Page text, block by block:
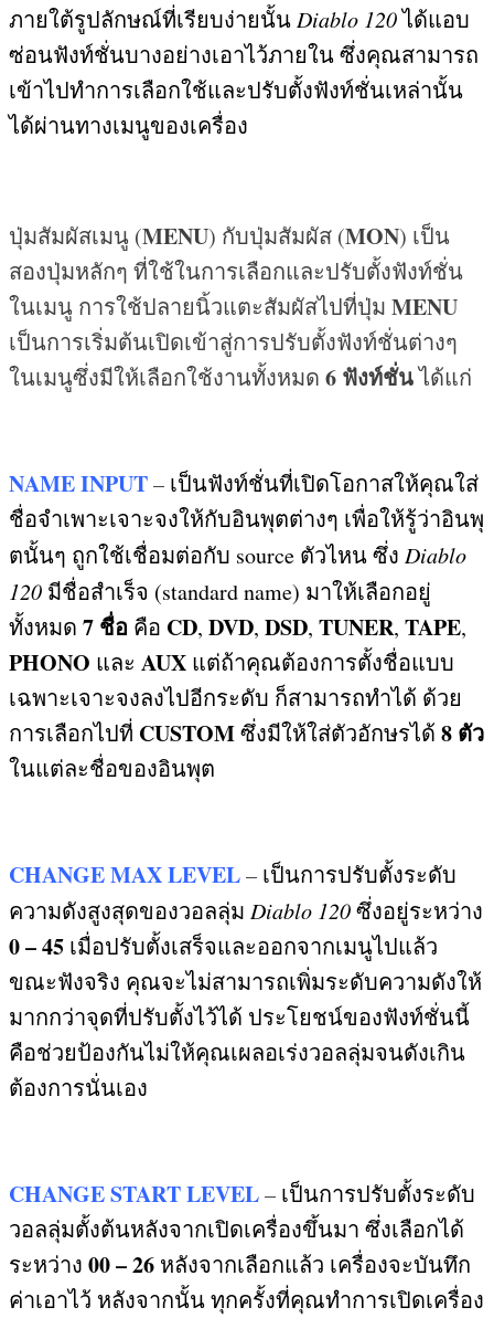
ภายใต้รูปลักษณ์ที่เรียบง่ายนั้น Diablo 120ได้แอบ
ซ่อนฟังท์ชั่นบางอย่างเอาไว้ภายใน ซึ่งคุณสามารถ
เข้าไปทำการเลือกใช้และปรับตั้งฟังท์ชั่นเหล่านั้น
ได้ผ่านทางเมนูของเครื่อง
ปุ่มสัมผัสเมนู (MENU) กับปุ่มสัมผัส (MON) เป็น
สองปุ่มหลักๆ ที่ใช้ในการเลือกและปรับตั้งฟังท์ชั่น
ในเมนู การใช้ปลายนิ้วแตะสัมผัสไปที่ปุ่ม MENU
เป็นการเริ่มต้นเปิดเข้าสู่การปรับตั้งฟังท์ชั่นต่างๆ
ในเมนูซึ่งมีให้เลือกใช้งานทั้งหมด 6 ฟังท์ชั่นได้แก่
NAME INPUT– เป็นฟังท์ชั่นที่เปิดโอกาสให้คุณใส่
ชื่อจำเพาะเจาะจงให้กับอินพุตต่างๆ เพื่อให้รู้ว่าอินพุ
ตนั้นๆ ถูกใช้เชื่อมต่อกับ source ตัวไหน ซึ่ง Diablo
120 มีชื่อสำเร็จ (standard name) มาให้เลือกอยู่
ทั้งหมด 7 ชื่อ คือ CD, DVD, DSD, TUNER, TAPE,
PHONO และ AUX แต่ถ้าคุณต้องการตั้งชื่อแบบ
เฉพาะเจาะจงลงไปอีกระดับ ก็สามารถทำได้ ด้วย
การเลือกไปที่ CUSTOMซึ่งมีให้ใส่ตัวอักษรได้ 8 ตัว
ในแต่ละชื่อของอินพุต
CHANGE MAX LEVEL– เป็นการปรับตั้งระดับ
ความดังสูงสุดของวอลลุ่ม Diablo 120ซึ่งอยู่ระหว่าง
0 – 45 เมื่อปรับตั้งเสร็จและออกจากเมนูไปแล้ว
ขณะฟังจริง คุณจะไม่สามารถเพิ่มระดับความดังให้
มากกว่าจุดที่ปรับตั้งไว้ได้ ประโยชน์ของฟังท์ชั่นนี้
คือช่วยป้องกันไม่ให้คุณเผลอเร่งวอลลุ่มจนดังเกิน
ต้องการนั่นเอง
CHANGE START LEVEL– เป็นการปรับตั้งระดับ
วอลลุ่มตั้งต้นหลังจากเปิดเครื่องขึ้นมา ซึ่งเลือกได้
ระหว่าง 00 – 26 หลังจากเลือกแล้ว เครื่องจะบันทึก
ค่าเอาไว้ หลังจากนั้น ทุกครั้งที่คุณทำการเปิดเครื่อง